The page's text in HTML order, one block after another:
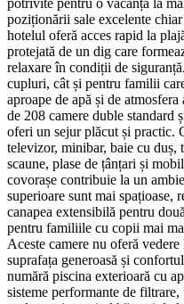
poziționării sale excelente
hotelul oferă acces rapid la
protejată de un dig care
relaxare în condiții de
cupluri, cât și pentru familii
aproape de apă și de
de 208 camere duble standard
oferi un sejur plăcut și practic.
televizor, minibar, baie cu duș,
scaune, plase de țânțari și
covorașe contribuie la un
superioare sunt mai spațioase,
canapea extensibilă pentru
pentru familiile cu copii mai
Aceste camere nu oferă
suprafața generoasă și
numără piscina exterioară cu
sisteme performante de